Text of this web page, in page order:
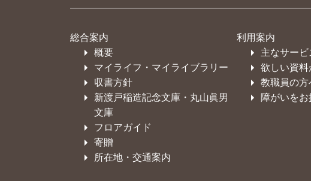
総合案内
概要
マイライフ・マイライブラリー
収書方針
新渡戸稲造記念文庫・丸山眞男
文庫
フロアガイド
寄贈
所在地・交通案内
利用案内
主なサービ
欲しい資
教職員の方
障がいを